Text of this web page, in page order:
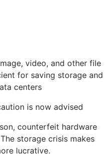
video, and other file
for saving storage and
centers
is now advised
counterfeit hardware
storage crisis makes
lucrative.